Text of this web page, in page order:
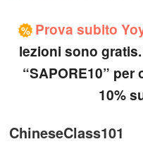
% Prova subito
lezioni sono
“SAPORE10”
10%
ChineseClass101